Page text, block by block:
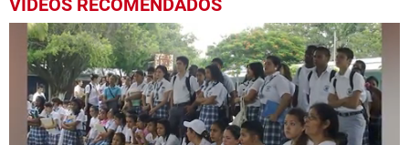
VIDEOS RECOMENDADOS